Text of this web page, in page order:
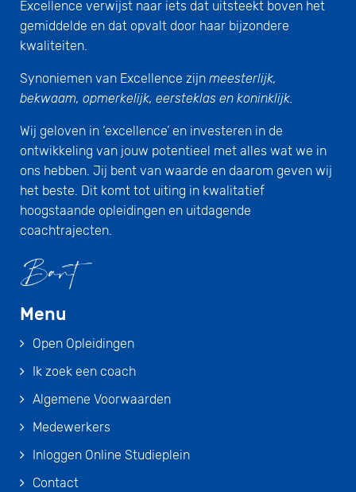
Excellence verwijst naar iets dat uitsteekt boven het
gemiddelde en dat opvalt door haar bijzondere
kwaliteiten.
Synoniemen van Excellence zijn meesterlijk,
bekwaam, opmerkelijk, eersteklas en koninklijk.
Wij geloven in ‘excellence’ en investeren in de
ontwikkeling van jouw potentieel met alles wat we in
ons hebben. Jij bent van waarde en daarom geven wij
het beste. Dit komt tot uiting in kwalitatief
hoogstaande opleidingen en uitdagende
coachtrajecten.
Menu
Open Opleidingen
Ik zoek een coach
Algemene Voorwaarden
Medewerkers
Inloggen Online Studieplein
Contact